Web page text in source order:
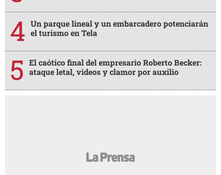
Un parque lineal y un embarcadero potenciarán
el turismo en Tela
El caótico final del empresario Roberto Becker:
ataque letal, videos y clamor por auxilio